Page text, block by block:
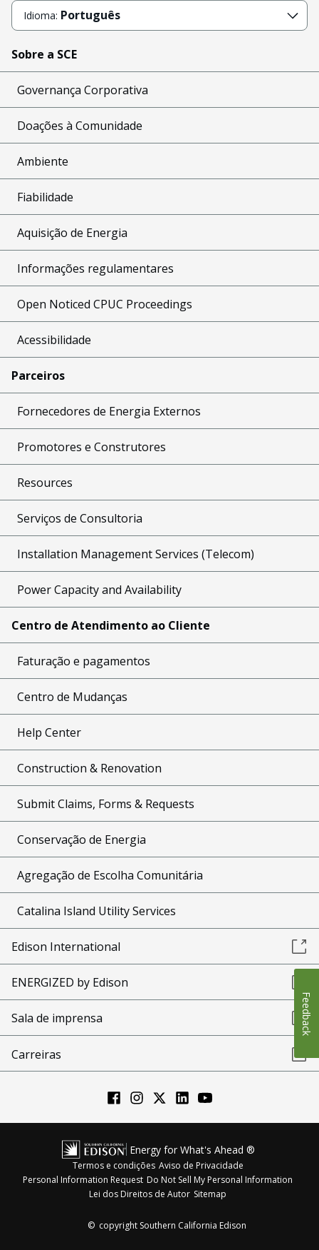
Idioma: Português
Sobre a SCE
Governança Corporativa
Doações à Comunidade
Ambiente
Fiabilidade
Aquisição de Energia
Informações regulamentares
Open Noticed CPUC Proceedings
Acessibilidade
Parceiros
Fornecedores de Energia Externos
Promotores e Construtores
Resources
Serviços de Consultoria
Installation Management Services (Telecom)
Power Capacity and Availability
Centro de Atendimento ao Cliente
Faturação e pagamentos
Centro de Mudanças
Help Center
Construction & Renovation
Submit Claims, Forms & Requests
Conservação de Energia
Agregação de Escolha Comunitária
Catalina Island Utility Services
Edison International
ENERGIZED by Edison
Sala de imprensa
Carreiras
Energy for What's Ahead ®
Termos e condições Aviso de Privacidade
Personal Information Request Do Not Sell My Personal Information
Lei dos Direitos de Autor Sitemap
© copyright Southern California Edison
Feedback